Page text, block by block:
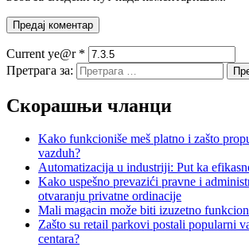
Current ye@r *
Претрага за:
Скорашњи чланци
Kako funkcioniše meš platno i zašto
vazduh?
Automatizacija u industriji: Put ka
Kako uspešno prevazići pravne i
otvaranju privatne ordinacije
Mali magacin može biti izuzetno
Zašto su retail parkovi postali popularni
centara?